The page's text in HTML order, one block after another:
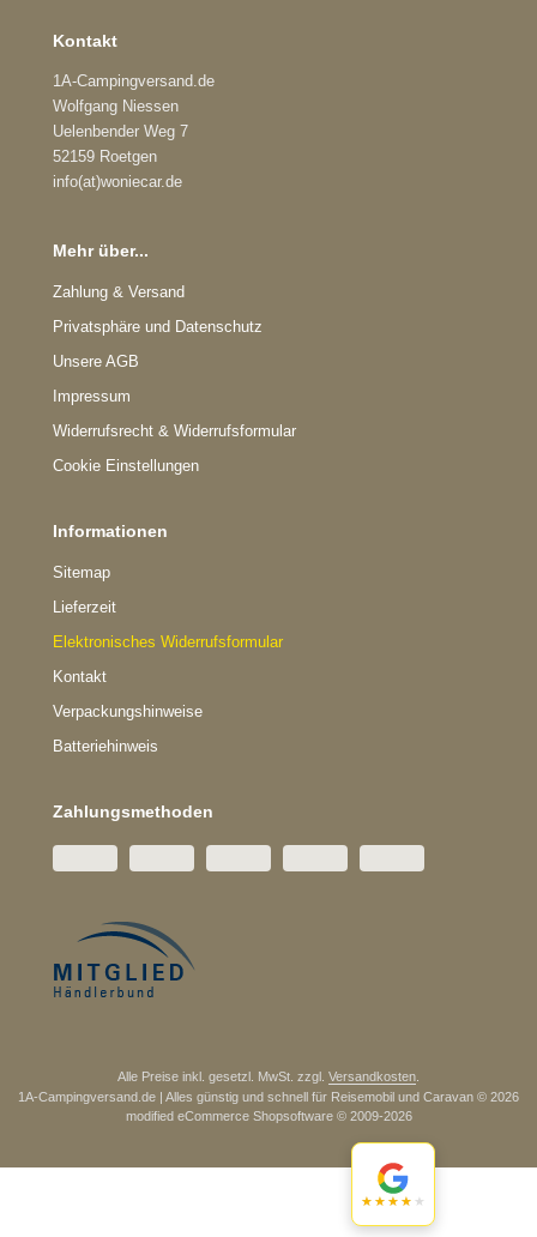
Kontakt
1A-Campingversand.de
Wolfgang Niessen
Uelenbender Weg 7
52159 Roetgen
info(at)woniecar.de
Mehr über...
Zahlung & Versand
Privatsphäre und Datenschutz
Unsere AGB
Impressum
Widerrufsrecht & Widerrufsformular
Cookie Einstellungen
Informationen
Sitemap
Lieferzeit
Elektronisches Widerrufsformular
Kontakt
Verpackungshinweise
Batteriehinweis
Zahlungsmethoden
Alle Preise inkl. gesetzl. MwSt. zzgl. Versandkosten
1A-Campingversand.de | Alles günstig und schnell für Reisemobil und Caravan © 2026
modified eCommerce Shopsoftware © 2009-2026
★★★★★
★★★★★